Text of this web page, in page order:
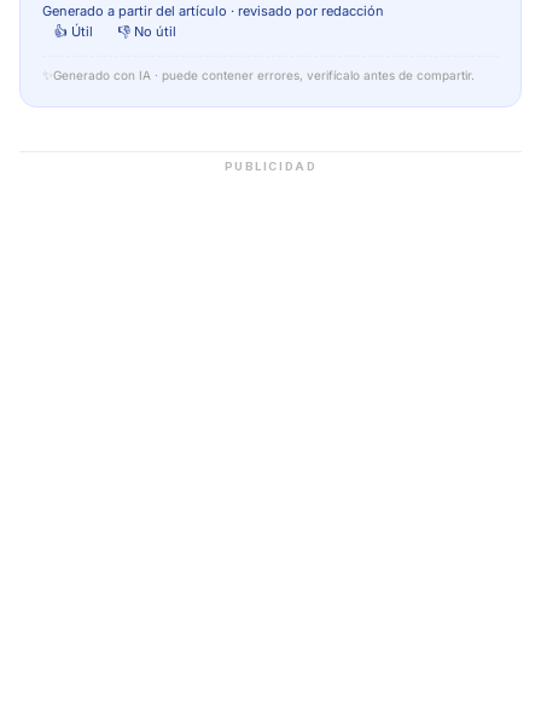
Generado a partir del artículo · revisado por redacción
👍 Útil
👎 No útil
✨ Generado con IA · puede contener errores, verifícalo antes de compartir.
PUBLICIDAD